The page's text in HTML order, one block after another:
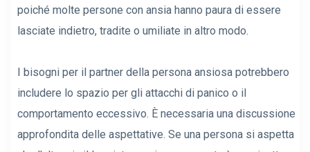
poiché molte persone con ansia hanno paura di essere
lasciate indietro, tradite o umiliate in altro modo.
I bisogni per il partner della persona ansiosa potrebbero
includere lo spazio per gli attacchi di panico o il
comportamento eccessivo. È necessaria una discussione
approfondita delle aspettative. Se una persona si aspetta